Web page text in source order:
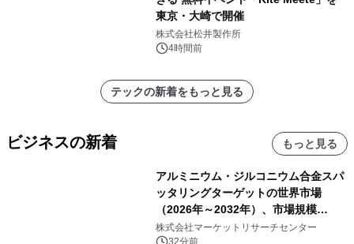
東京・大崎で開催
株式会社松井製作所
4時間前
テックの新着をもっと見る
ビジネスの新着 もっと見る
アルミニウム・ジルコニウム合金スパ
ッタリングターゲットの世界市場
（2026年～2032年）、市場規模
（0.995、0.999、その他）・分析レポ
株式会社マーケットリサーチセンター
32分前